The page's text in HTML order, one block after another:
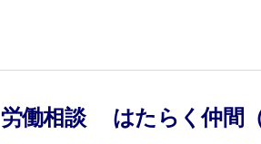
労働相談 はたらく仲間